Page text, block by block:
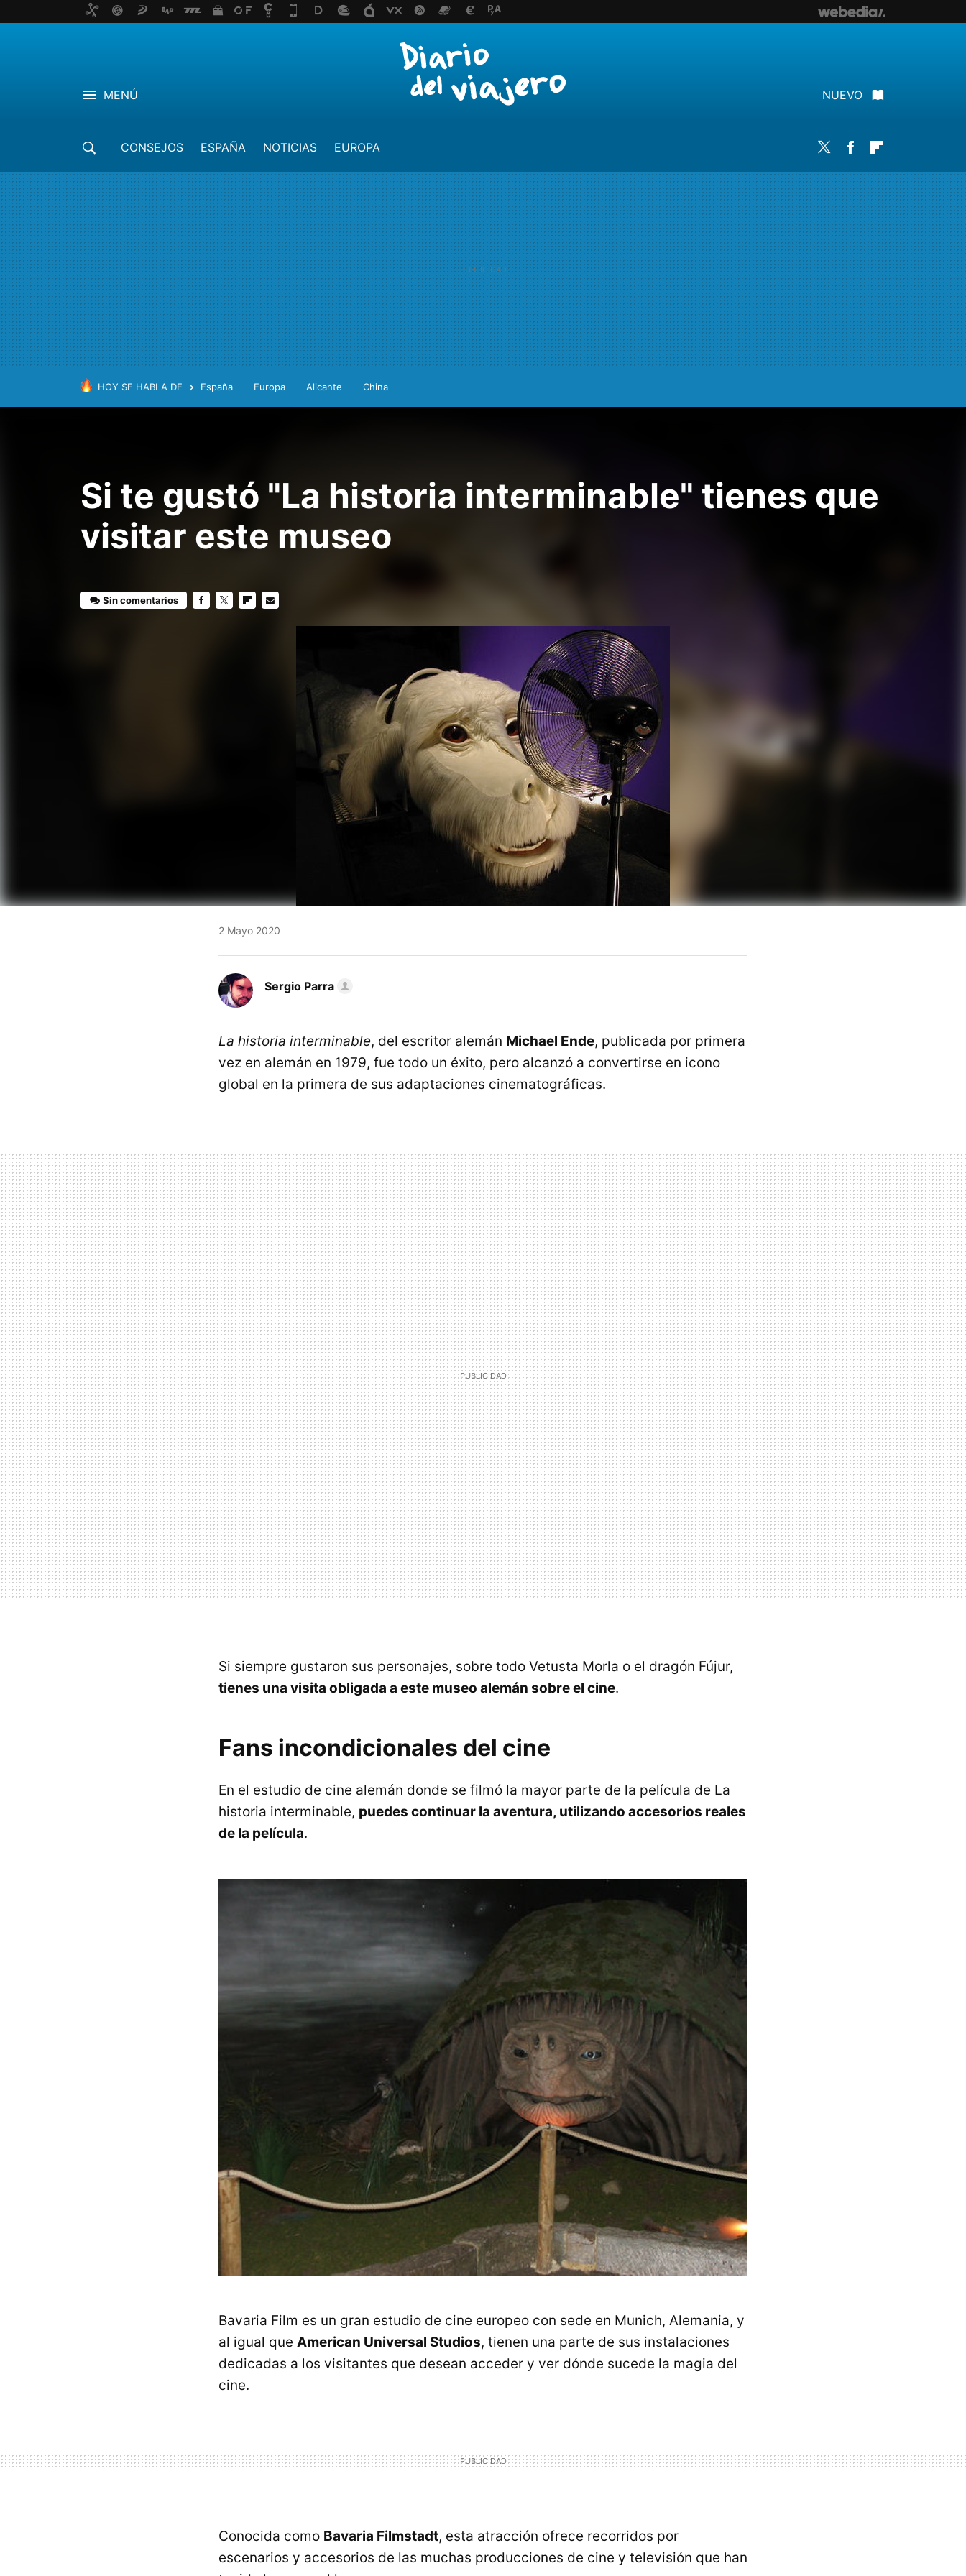
MENÚ NUEVO
CONSEJOS ESPAÑA NOTICIAS EUROPA Twitter Facebook
HOY SE HABLA DE España Europa Alicante China
Si te gustó "La historia interminable" tienes que
visitar este museo
Sin comentarios
2 Mayo 2020
Sergio Parra
La historia interminable, del escritor alemán Michael Ende, publicada por primera
vez en alemán en 1979, fue todo un éxito, pero alcanzó a convertirse en icono
global en la primera de sus adaptaciones cinematográficas.
Si siempre gustaron sus personajes, sobre todo Vetusta Morla o el dragón Fújur,
tienes una visita obligada a este museo alemán sobre el cine.
Fans incondicionales del cine
En el estudio de cine alemán donde se filmó la mayor parte de la película de La
historia interminable, puedes continuar la aventura, utilizando accesorios reales
de la película.
Bavaria Film es un gran estudio de cine europeo con sede en Munich, Alemania, y
al igual que American Universal Studios, tienen una parte de sus instalaciones
dedicadas a los visitantes que desean acceder y ver dónde sucede la magia del
cine.
Conocida como Bavaria Filmstadt, esta atracción ofrece recorridos por
escenarios y accesorios de las muchas producciones de cine y televisión que han